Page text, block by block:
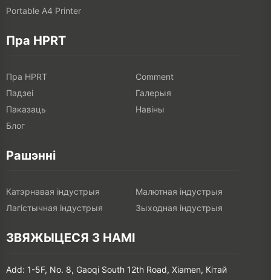
Portable A4 Printer
Пра HPRT
Пра HPRT
Comment
Падзеі
Галерыя
Паказаць
Навіны
Блог
Рашэнні
Катэрнавая індустрыя
Малютная індустрыя
Лагістычная індустрыя
Зыходная індустрыя
ЗВЯЖЫЦЕСЯ З НАМІ
Add: 1-5F, No. 8, Gaoqi South 12th Road, Xiamen, Кітай